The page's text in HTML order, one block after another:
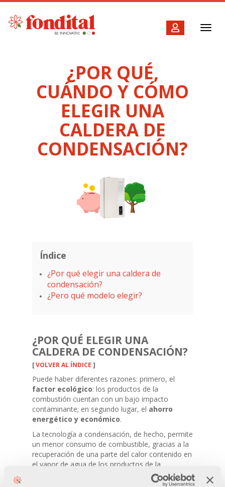
¿POR QUÉ,
CUÁNDO Y CÓMO
ELEGIR UNA
CALDERA DE
CONDENSACIÓN?
Índice
¿Por qué elegir una caldera de
condensación?
¿Pero qué modelo elegir?
¿POR QUÉ ELEGIR UNA
CALDERA DE CONDENSACIÓN?
[VOLVER AL ÍNDICE ]
Puede haber diferentes razones: primero, el
factor ecológico: los productos de la
combustión cuentan con un bajo impacto
contaminante; en segundo lugar, el ahorro
energético y económico.
La tecnología a condensación, de hecho, permite
un menor consumo de combustible, gracias a la
recuperación de una parte del calor contenido en
el vapor de agua de los productos de la